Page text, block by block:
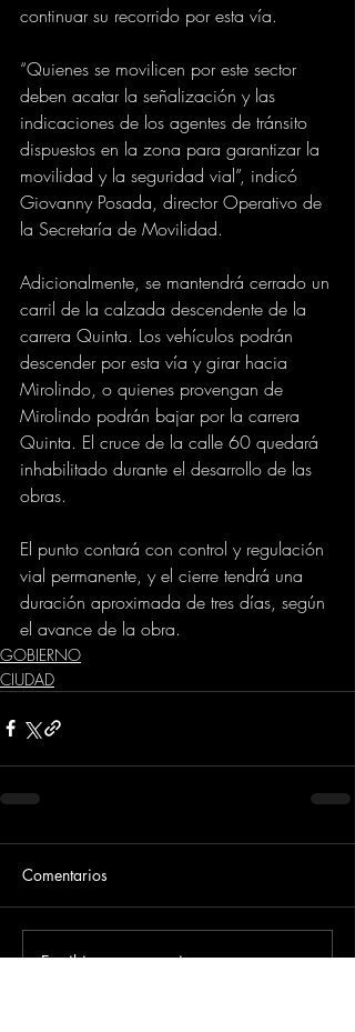
continuar su recorrido por esta vía.
“Quienes se movilicen por este sector
deben acatar la señalización y las
indicaciones de los agentes de tránsito
dispuestos en la zona para garantizar la
movilidad y la seguridad vial”, indicó
Giovanny Posada, director Operativo de
la Secretaría de Movilidad.
Adicionalmente, se mantendrá cerrado un
carril de la calzada descendente de la
carrera Quinta. Los vehículos podrán
descender por esta vía y girar hacia
Mirolindo, o quienes provengan de
Mirolindo podrán bajar por la carrera
Quinta. El cruce de la calle 60 quedará
inhabilitado durante el desarrollo de las
obras.
El punto contará con control y regulación
vial permanente, y el cierre tendrá una
duración aproximada de tres días, según
el avance de la obra.
GOBIERNO
CIUDAD
Comentarios
Escribir un comentario...